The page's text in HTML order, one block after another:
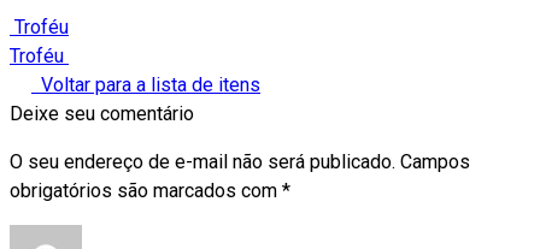
Troféu
Troféu
Voltar para a lista de itens
Deixe seu comentário
O seu endereço de e-mail não será publicado. Campos
obrigatórios são marcados com *